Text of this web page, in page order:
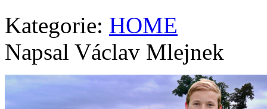
Kategorie: HOME
Napsal Václav Mlejnek